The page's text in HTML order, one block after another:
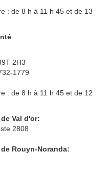
: de 8 h à 11 h 45 et de 13
2H3
1779
: de 8 h à 11 h 45 et de 12
Val d'or:
2808
Rouyn-Noranda: